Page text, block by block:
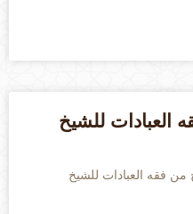
للشيخ
العبادات للشيخ